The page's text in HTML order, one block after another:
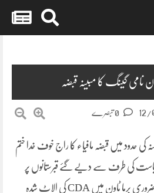
نامی گینگ کا مبینہ قبضہ
12/
کی حدود میں قبضہ مافیاء کا راج خوف خدا ختم
کی طرف سے دیے گئے قبرستانوں پر
بھی قبضہ مافیاء سے اجازت لینا ضروری برما ٹاون میں CDA کی الاٹ شدہ